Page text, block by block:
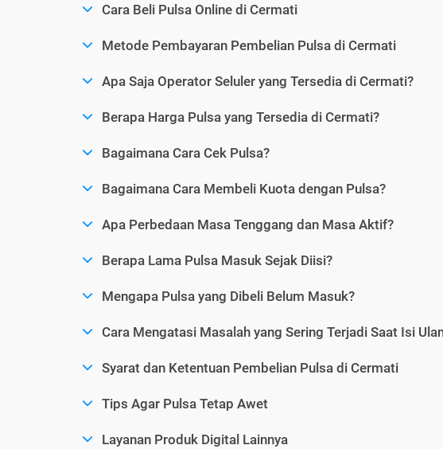
Cara Beli Pulsa Online di Cermati
Metode Pembayaran Pembelian Pulsa di Cermati
Apa Saja Operator Seluler yang Tersedia di Cermati?
Berapa Harga Pulsa yang Tersedia di Cermati?
Bagaimana Cara Cek Pulsa?
Bagaimana Cara Membeli Kuota dengan Pulsa?
Apa Perbedaan Masa Tenggang dan Masa Aktif?
Berapa Lama Pulsa Masuk Sejak Diisi?
Mengapa Pulsa yang Dibeli Belum Masuk?
Cara Mengatasi Masalah yang Sering Terjadi Saat Isi
Syarat dan Ketentuan Pembelian Pulsa di Cermati
Tips Agar Pulsa Tetap Awet
Layanan Produk Digital Lainnya